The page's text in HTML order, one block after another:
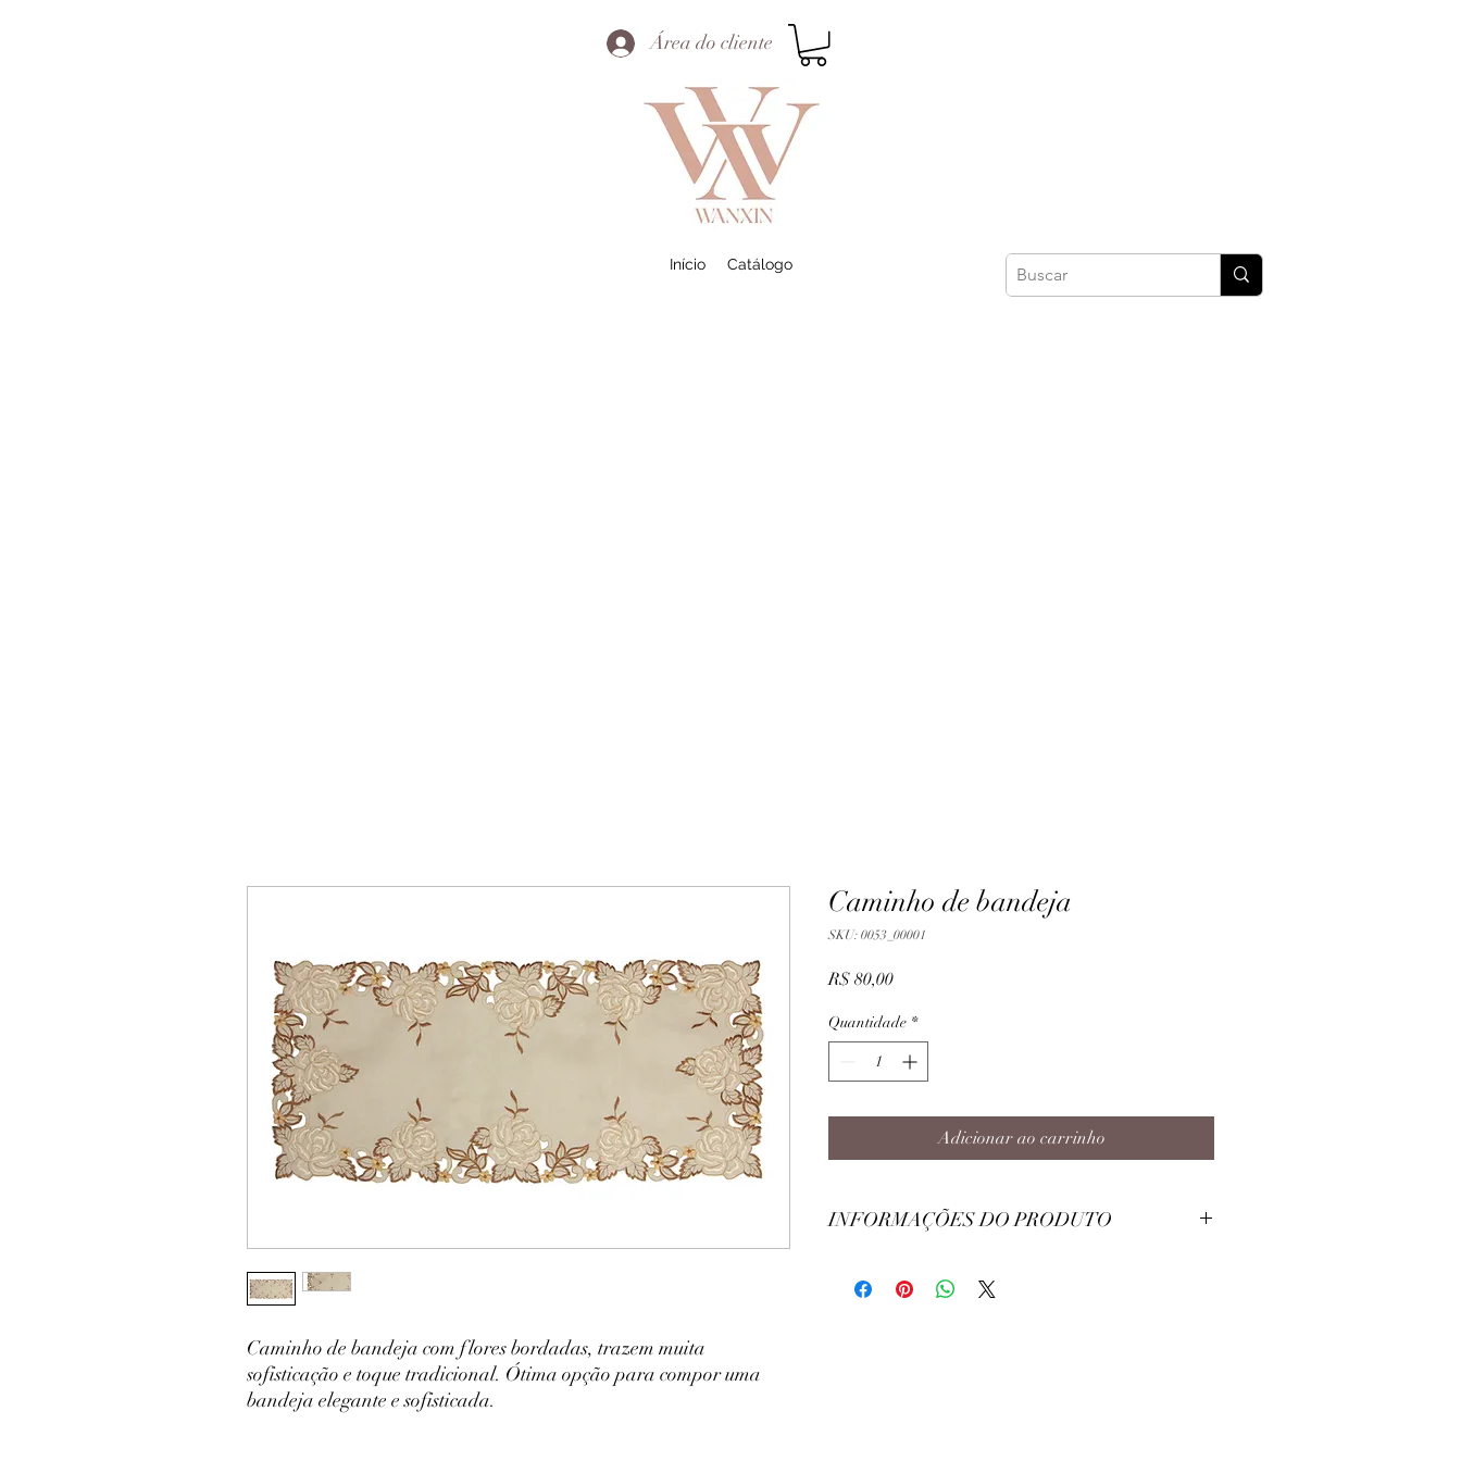
Área do cliente
Início Catálogo
Caminho de bandeja com flores bordadas, trazem muita
sofisticação e toque tradicional. Ótima opção para compor uma
bandeja elegante e sofisticada.
Caminho de bandeja
SKU: 0053_00001
R$ 80,00Preço
Quantidade *
Adicionar ao carrinho
INFORMAÇÕES DO PRODUTO
Comprimento: 90cm